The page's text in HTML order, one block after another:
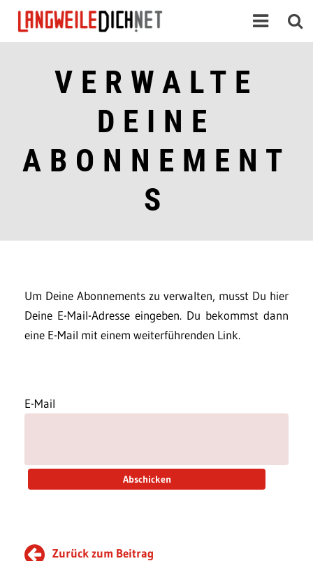
VERWALTE
DEINE
ABONNEMENT
S
Um Deine Abonnements zu verwalten, musst Du hier
Deine E-Mail-Adresse eingeben. Du bekommst dann
eine E-Mail mit einem weiterführenden Link.
E-Mail
Zurück zum Beitrag